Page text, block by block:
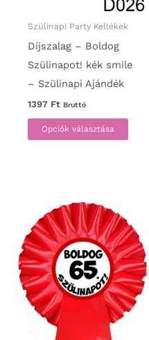
Szülinapi Party Kellékek
Díjszalag – Boldog
Szülinapot! kék smile
– Szülinapi Ajándék
1397 Ft Bruttó
Opciók választása
a
A
a